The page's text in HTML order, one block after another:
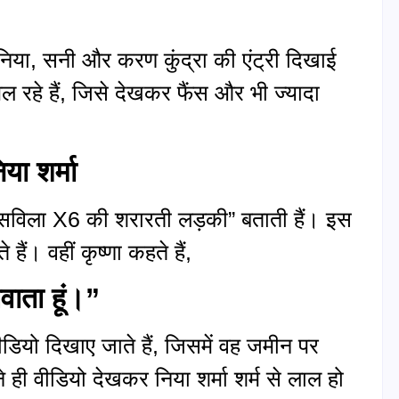
सनी और करण कुंद्रा की एंट्री दिखाई
रहे हैं, जिसे देखकर फैंस और भी ज्यादा
शर्मा
X6 की शरारती लड़की” बताती हैं। इस
हैं। वहीं कृष्णा कहते हैं,
हूं।”
दिखाए जाते हैं, जिसमें वह जमीन पर
वीडियो देखकर निया शर्मा शर्म से लाल हो